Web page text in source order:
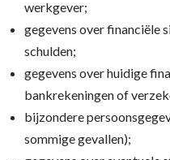
werkgever;
gegevens over financiële
schulden;
gegevens over huidige
bankrekeningen of
bijzondere
sommige gevallen);